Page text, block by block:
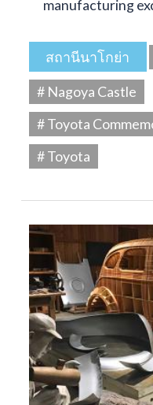
manufacturing
สถานีนาโกย่า
# Nagoya Castle
# Toyota
# Toyota